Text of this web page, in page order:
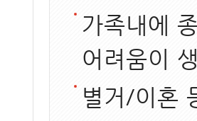
가족내에
어려움이
별거/이혼